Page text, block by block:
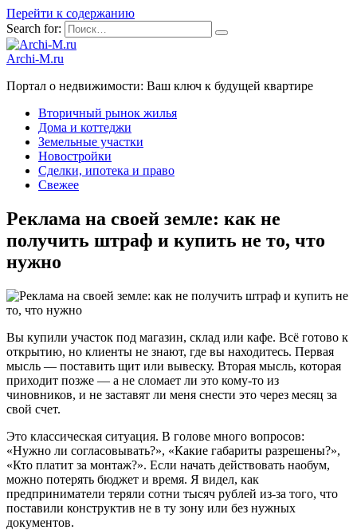
Перейти к содержанию
Search for:
Archi-M.ru
Портал о недвижимости: Ваш ключ к будущей квартире
Вторичный рынок жилья
Дома и коттеджи
Земельные участки
Новостройки
Сделки, ипотека и право
Свежее
Реклама на своей земле: как не
получить штраф и купить не то, что
нужно
Вы купили участок под магазин, склад или кафе. Всё готово к
открытию, но клиенты не знают, где вы находитесь. Первая
мысль — поставить щит или вывеску. Вторая мысль, которая
приходит позже — а не сломает ли это кому-то из
чиновников, и не заставят ли меня снести это через месяц за
свой счет.
Это классическая ситуация. В голове много вопросов:
«Нужно ли согласовывать?», «Какие габариты разрешены?»,
«Кто платит за монтаж?». Если начать действовать наобум,
можно потерять бюджет и время. Я видел, как
предприниматели теряли сотни тысяч рублей из-за того, что
поставили конструктив не в ту зону или без нужных
документов.